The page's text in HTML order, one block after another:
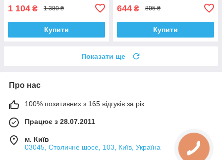
1 104 ₴ 1 380 ₴
Купити
644 ₴ 805 ₴
Купити
Показати ще
Про нас
100% позитивних з 165 відгуків за рік
Працює з 28.07.2011
м. Київ
03045, Столичне шосе, 103, Київ, Україна